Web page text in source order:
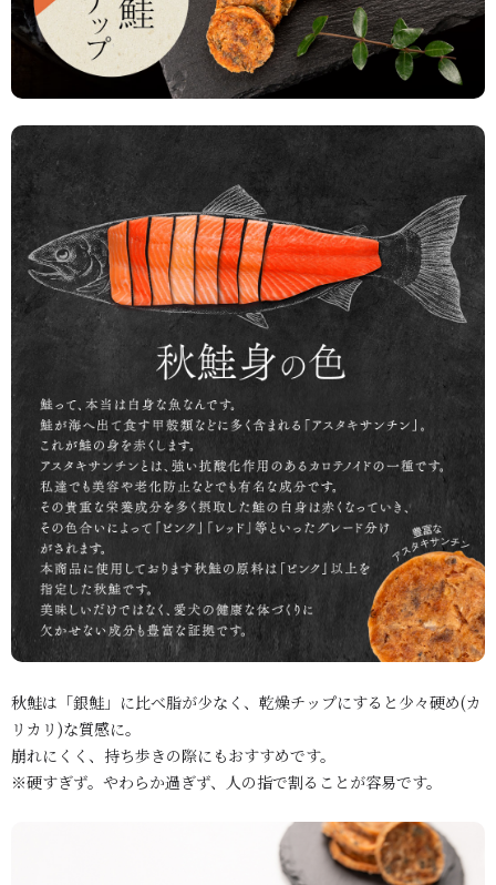
秋鮭は「銀鮭」に比べ脂が少なく、乾燥チップにすると少々硬め(カ
リカリ)な質感に。
崩れにくく、持ち歩きの際にもおすすめです。
※硬すぎず。やわらか過ぎず、人の指で割ることが容易です。